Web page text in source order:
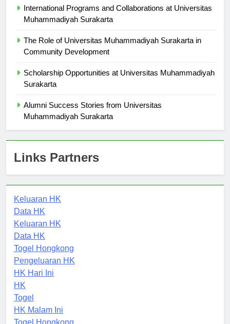
International Programs and Collaborations at Universitas
The Role of Universitas Muhammadiyah Surakarta in
Scholarship Opportunities at Universitas Muhammadiyah
Alumni Success Stories from Universitas
Links Partners
Keluaran HK
Data HK
Keluaran HK
Data HK
Togel Hongkong
Pengeluaran HK
HK Hari Ini
HK
Togel
HK Malam Ini